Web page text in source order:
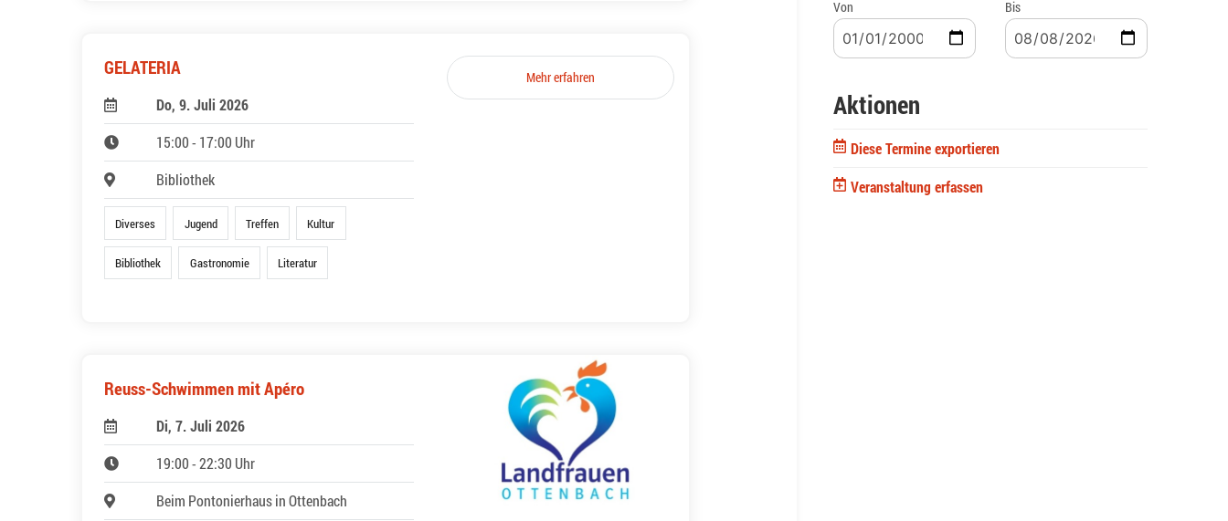
GELATERIA
Do, 9. Juli 2026
15:00 - 17:00 Uhr
Bibliothek
Diverses Jugend Treffen Kultur
Bibliothek Gastronomie Literatur
Mehr erfahren
Reuss-Schwimmen mit Apéro
Di, 7. Juli 2026
19:00 - 22:30 Uhr
Beim Pontonierhaus in Ottenbach
Von Bis
Aktionen
Diese Termine exportieren
Veranstaltung erfassen